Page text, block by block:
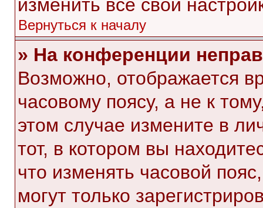
изменить все свои
Вернуться к началу
» На конференции
Возможно, отображается
часовому поясу, а не к
этом случае измените в
тот, в котором вы
что изменять часовой
могут только